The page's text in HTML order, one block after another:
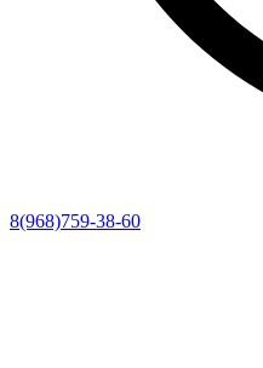
8(968)759-38-60